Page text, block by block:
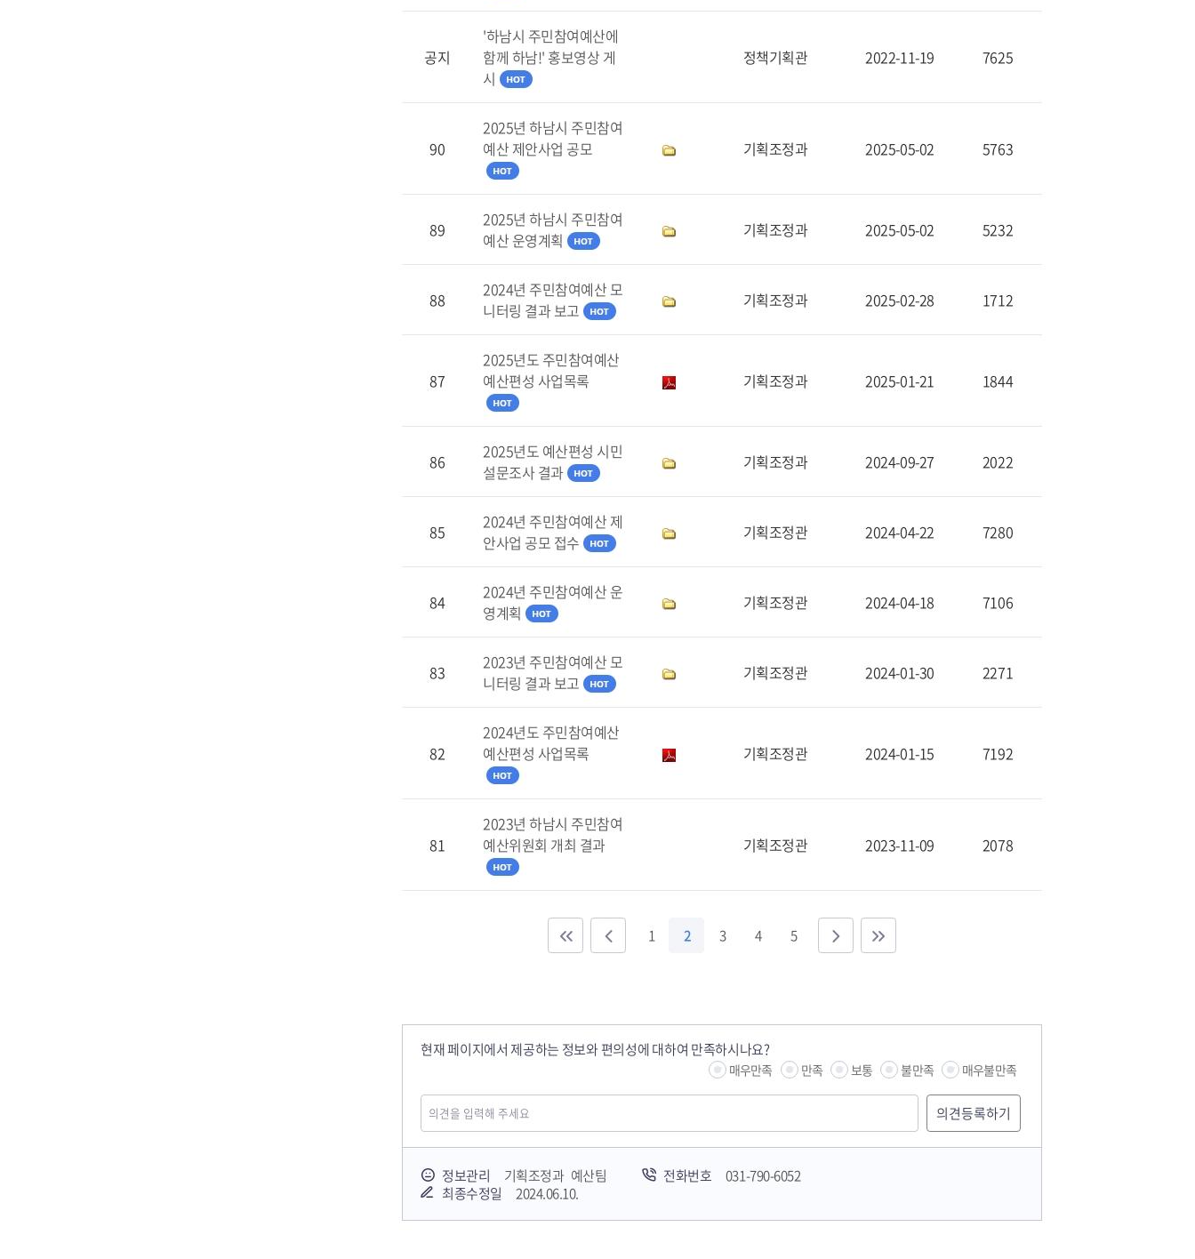
공지
'하남시 주민참여예산에
함께 하남!' 홍보영상 게
시
정책기획관 2022-11-19 7625
90
2025년 하남시 주민참여
예산 제안사업 공모
기획조정과 2025-05-02 5763
89
2025년 하남시 주민참여
예산 운영계획
기획조정과 2025-05-02 5232
88
2024년 주민참여예산 모
니터링 결과 보고
기획조정과 2025-02-28 1712
87
2025년도 주민참여예산
예산편성 사업목록
기획조정과 2025-01-21 1844
86
2025년도 예산편성 시민
설문조사 결과
기획조정과 2024-09-27 2022
85
2024년 주민참여예산 제
안사업 공모 접수
기획조정관 2024-04-22 7280
84
2024년 주민참여예산 운
영계획
기획조정관 2024-04-18 7106
83
2023년 주민참여예산 모
니터링 결과 보고
기획조정관 2024-01-30 2271
82
2024년도 주민참여예산
예산편성 사업목록
기획조정관 2024-01-15 7192
81
2023년 하남시 주민참여
예산위원회 개최 결과
기획조정관 2023-11-09 2078
1 2 3 4 5
현재 페이지에서 제공하는 정보와 편의성에 대하여 만족하시나요?
매우만족 만족 보통 불만족 매우불만족
정보관리 기획조정과 예산팀 전화번호
031-790-6052
최종수정일
2024.06.10.